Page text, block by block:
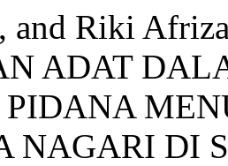
and Riki
ADAT
PIDANA
NAGARI DI